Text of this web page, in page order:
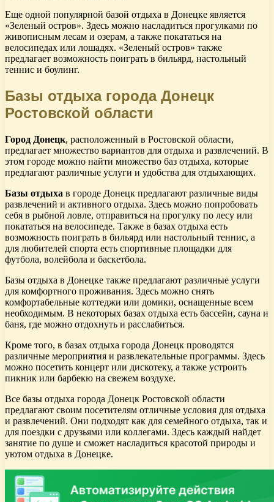
Еще одной популярной базой отдыха в Донецке является
«Зеленый остров». Здесь можно насладиться прогулками по
живописным лесам и озерам, а также покататься на
велосипедах или лошадях. «Зеленый остров» также
предлагает возможность поиграть в бильярд, настольный
теннис и боулинг.
Базы отдыха города Донецк
Ростовской области
Город Донецк, расположенный в Ростовской области,
предлагает множество вариантов для отдыха и развлечений. В
этом городе можно найти множество баз отдыха, которые
предлагают различные услуги и удобства для отдыхающих.
Базы отдыха в городе Донецк предлагают различные виды
развлечений и активного отдыха. Здесь можно попробовать
себя в рыбной ловле, отправиться на прогулку по лесу или
покататься на велосипеде. Также в базах отдыха есть
возможность поиграть в бильярд или настольный теннис, а
для любителей спорта есть спортивные площадки для
футбола, волейбола и баскетбола.
Базы отдыха в Донецке также предлагают различные услуги
для комфортного проживания. Здесь можно снять
комфортабельные коттеджи или домики, оснащенные всем
необходимым. В некоторых базах отдыха есть бассейн, сауна и
баня, где можно отдохнуть и расслабиться.
Кроме того, в базах отдыха города Донецк проводятся
различные мероприятия и развлекательные программы. Здесь
можно посетить концерт или дискотеку, а также устроить
пикник или барбекю на свежем воздухе.
Все базы отдыха города Донецк Ростовской области
предлагают своим посетителям отличные условия для отдыха
и развлечений. Они подходят как для семейного отдыха, так и
для поездки с друзьями или коллегами. Здесь каждый найдет
занятие по душе и сможет насладиться красотой природы и
уютом отдыха в Донецке.